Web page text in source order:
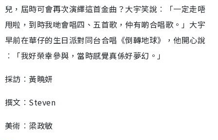
兒，屆時可會再次演繹這首金曲？大宇笑說︰「一定走唔
甩啦，到時我哋會唱四、五首歌，仲有啲合唱歌。」大宇
早前在華仔的生日派對同台合唱《倒轉地球》，他開心說
︰「我好榮幸參與，當時感覺真係好夢幻。」
採訪︰黃曉妍
撰文︰Steven
美術︰梁政敏